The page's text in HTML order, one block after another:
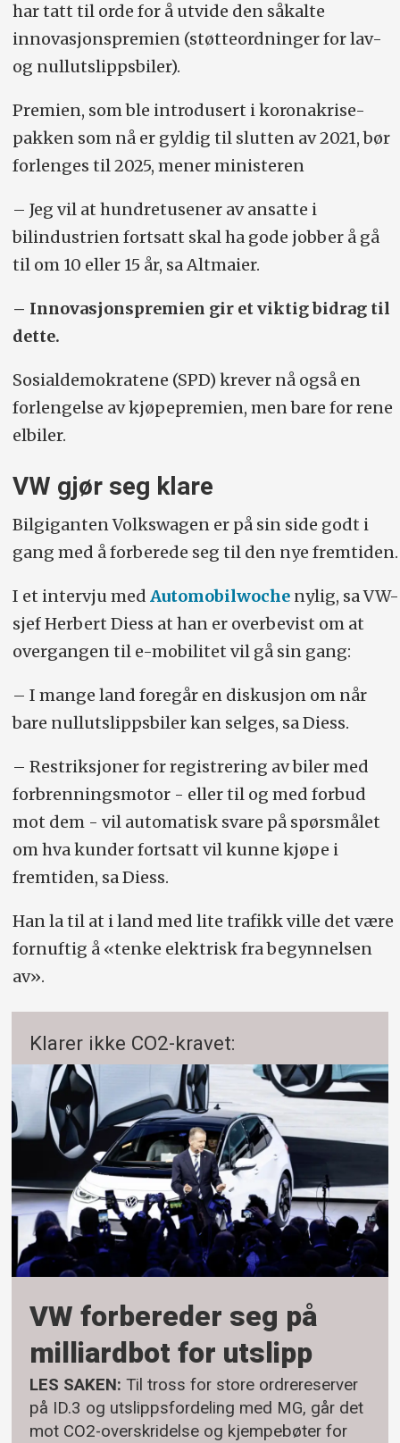
har tatt til orde for å utvide den såkalte
innovasjonspremien (støtteordninger for lav-
og nullutslippsbiler).
Premien, som ble introdusert i koronakrise-
pakken som nå er gyldig til slutten av 2021, bør
forlenges til 2025, mener ministeren
– Jeg vil at hundretusener av ansatte i
bilindustrien fortsatt skal ha gode jobber å gå
til om 10 eller 15 år, sa Altmaier.
– Innovasjonspremien gir et viktig bidrag til
dette.
Sosialdemokratene (SPD) krever nå også en
forlengelse av kjøpepremien, men bare for rene
elbiler.
VW gjør seg klare
Bilgiganten Volkswagen er på sin side godt i
gang med å forberede seg til den nye fremtiden.
I et intervju med Automobilwochenylig, sa VW-
sjef Herbert Diess at han er overbevist om at
overgangen til e-mobilitet vil gå sin gang:
– I mange land foregår en diskusjon om når
bare nullutslippsbiler kan selges, sa Diess.
– Restriksjoner for registrering av biler med
forbrenningsmotor - eller til og med forbud
mot dem - vil automatisk svare på spørsmålet
om hva kunder fortsatt vil kunne kjøpe i
fremtiden, sa Diess.
Han la til at i land med lite trafikk ville det være
fornuftig å «tenke elektrisk fra begynnelsen
av».
Klarer ikke CO2-kravet:
VW forbereder seg på
milliardbot for utslipp
LES SAKEN:Til tross for store ordrereserver
på ID.3 og utslippsfordeling med MG, går det
mot CO2-overskridelse og kjempebøter for